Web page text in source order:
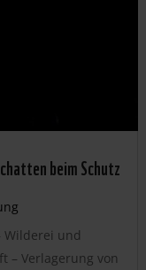
beim Schutz
Wilderei und
– Verlagerung von